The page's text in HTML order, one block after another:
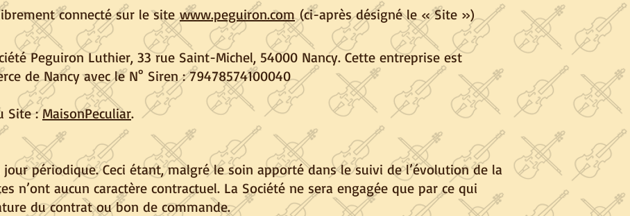
connecté sur le sitewww.peguiron.com(ci-après désigné le « Site »)
Peguiron Luthier, 33 rue Saint-Michel, 54000 Nancy. Cette entreprise est
de Nancy avec le N° Siren : 79478574100040
Site :MaisonPeculiar.
périodique. Ceci étant, malgré le soin apporté dans le suivi de l’évolution de la
n’ont aucun caractère contractuel. La Société ne sera engagée que par ce qui
du contrat ou bon de commande.